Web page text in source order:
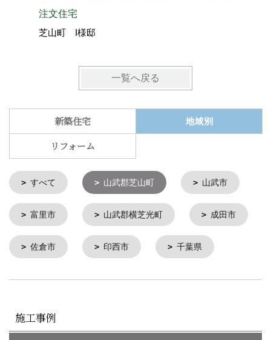
注文住宅
芝山町 I様邸
一覧へ戻る
新築住宅
地域別
リフォーム
すべて 山武郡芝山町 山武市
富里市 山武郡横芝光町 成田市
佐倉市 印西市 千葉県
施工事例